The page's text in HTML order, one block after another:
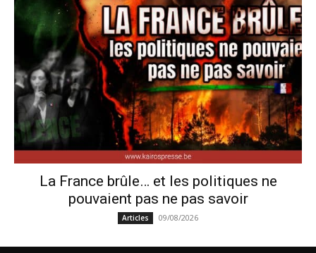
La France brûle… et les politiques ne
pouvaient pas ne pas savoir
Articles 09/08/2026